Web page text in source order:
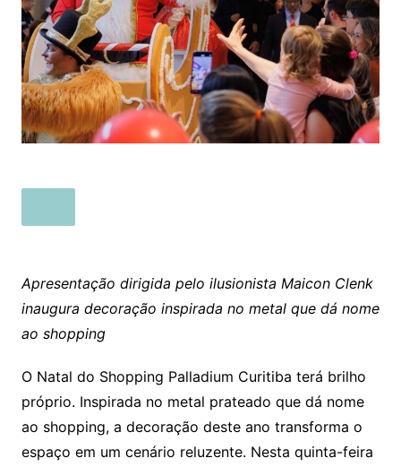
Apresentação dirigida pelo ilusionista Maicon Clenk
inaugura decoração inspirada no metal que dá nome
ao shopping
O Natal do Shopping Palladium Curitiba terá brilho
próprio. Inspirada no metal prateado que dá nome
ao shopping, a decoração deste ano transforma o
espaço em um cenário reluzente. Nesta quinta-feira